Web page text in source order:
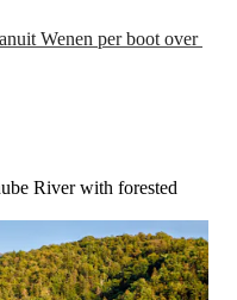
Wenen per boot over
River with forested